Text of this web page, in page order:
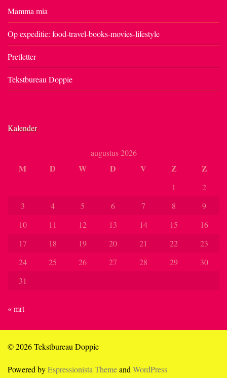
Mamma mia
Op expeditie: food-travel-books-movies-lifestyle
Pretletter
Tekstbureau Doppie
Kalender
augustus 2026
M D W D V Z Z
1
2
3
4 5 6 7 8
9
10
11 12 13 14 15
16
17
18 19 20 21 22
23
24
25 26 27 28 29
30
31
« mrt
© 2026 Tekstbureau Doppie
Powered byEspressionista ThemeandWordPress